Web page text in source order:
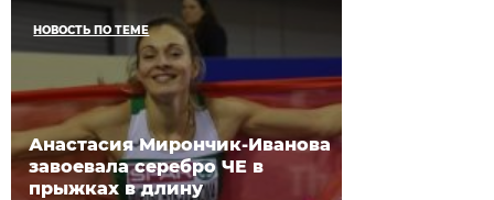
НОВОСТЬ ПО ТЕМЕ
Анастасия Мирончик-Иванова
завоевала серебро ЧЕ в
прыжках в длину